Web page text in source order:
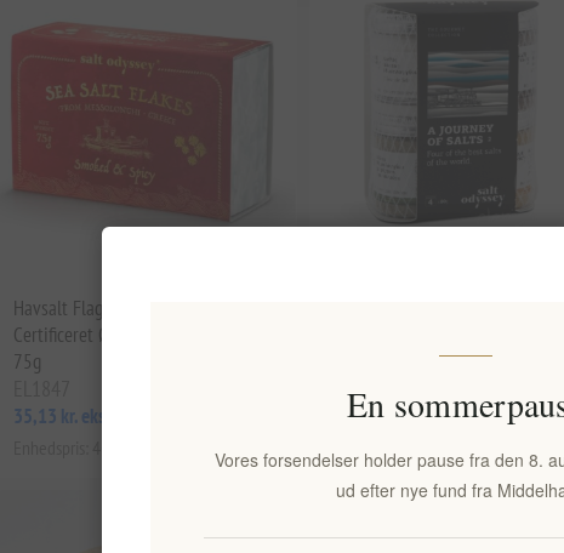
Havsalt Flager Røget og Krydret
Certificeret Økologisk Salt Odyssey
75g
35,13 kr. eks. moms
Enhedspris: 468,46 kr. per 1 kg(s)
EL752
En
Vores forsendelser holder pause fra den 8.
ud efter nye fund fra